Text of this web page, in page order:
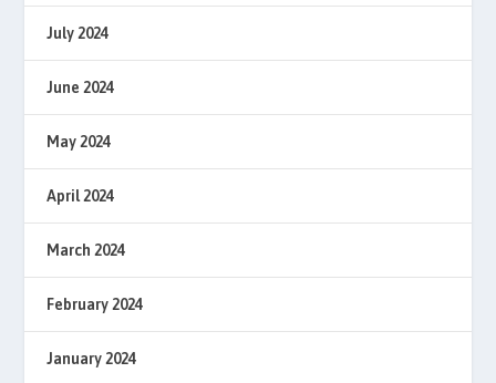
July 2024
June 2024
May 2024
April 2024
March 2024
February 2024
January 2024